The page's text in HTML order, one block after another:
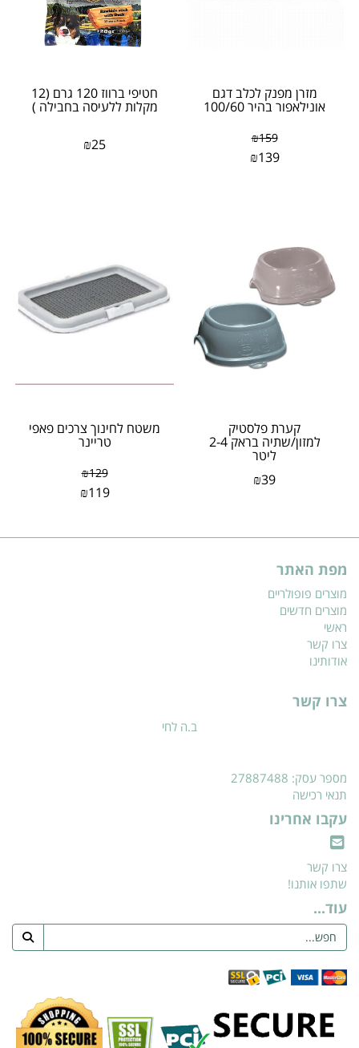
מזרן מפנק לכלב דגם
אונילאפור בהיר 100/60
₪159
₪139
חטיפי ברווז 120 גרם (12
מקלות ללעיסה בחבילה )
₪25
קערת פלסטיק
למזון/שתיה בראק 2-4
ליטר
₪39
משטח לחינוך צרכים פאפי
טריינר
₪129
₪119
מפת האתר
מוצרים פופולריים
מוצרים חדשים
ראשי
צרו קשר
אודותינו
צרו קשר
ב.ה לחי
מספר עסק: 27887488
תנאי רכישה
עקבו אחרינו
צרו קשר
שתפו אותנו!
עוד...